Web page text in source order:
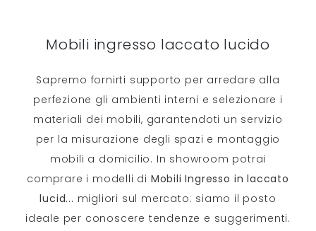
Mobili ingresso laccato lucido
Sapremo fornirti supporto per arredare alla
perfezione gli ambienti interni e selezionare i
materiali dei mobili, garantendoti un servizio
per la misurazione degli spazi e montaggio
mobili a domicilio. In showroom potrai
comprare i modelli di Mobili Ingresso in laccato
lucid... migliori sul mercato: siamo il posto
ideale per conoscere tendenze e suggerimenti.